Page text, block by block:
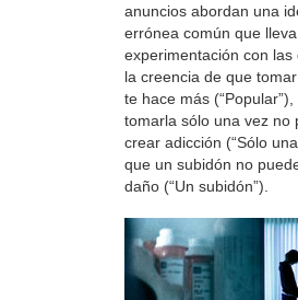
anuncios abordan una
errónea común que
experimentación con las
la creencia de que
te hace más (“Popular”),
tomarla sólo una vez no
crear adicción (“Sólo
que un subidón no
daño (“Un subidón”).